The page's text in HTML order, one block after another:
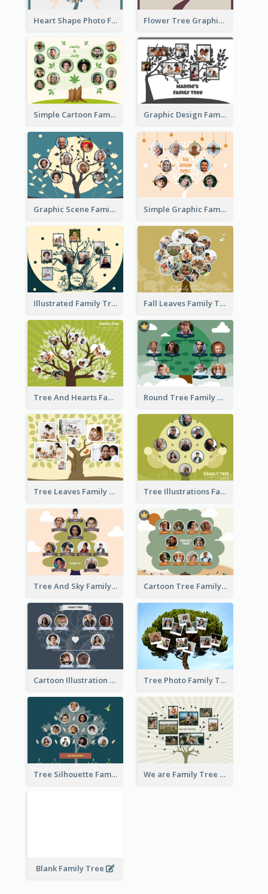
Heart Shape Photo Family Tree Flower Tree Graphic Family Tree
Simple Cartoon Family Tree Graphic Design Family Tree
Graphic Scene Family Tree Simple Graphic Family Tree
Illustrated Family Tree Fall Leaves Family Tree
Tree And Hearts Family Tree Round Tree Family Tree
Tree Leaves Family Tree Collage Tree Illustrations Family Tree
Tree And Sky Family Tree Cartoon Tree Family Tree
Cartoon Illustration Family Tree Collage Tree Photo Family Tree Collage
Tree Silhouette Family Tree We are Family Tree
Blank Family Tree